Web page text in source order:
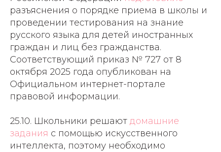
разъяснения о порядке приема в школы и
проведении тестирования на знание
русского языка для детей иностранных
граждан и лиц без гражданства.
Соответствующий приказ № 727 от 8
октября 2025 года опубликован на
Официальном интернет-портале
правовой информации.
25.10. Школьники решают домашние
задания с помощью искусственного
интеллекта, поэтому необходимо